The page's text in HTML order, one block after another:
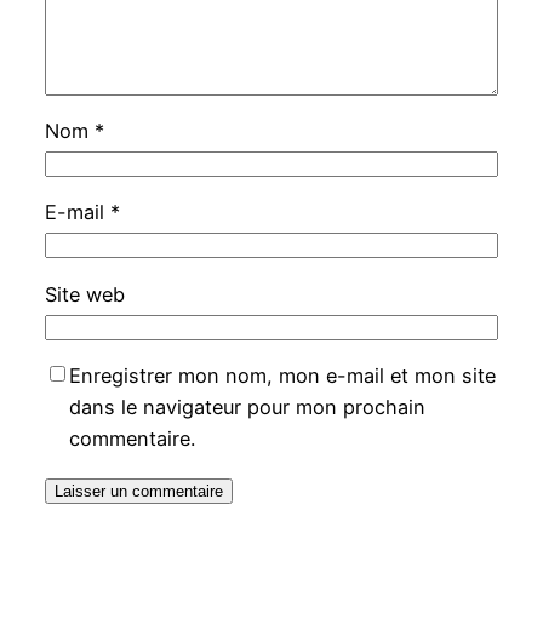
Nom *
E-mail *
Site web
Enregistrer mon nom, mon e-mail et mon site
dans le navigateur pour mon prochain
commentaire.